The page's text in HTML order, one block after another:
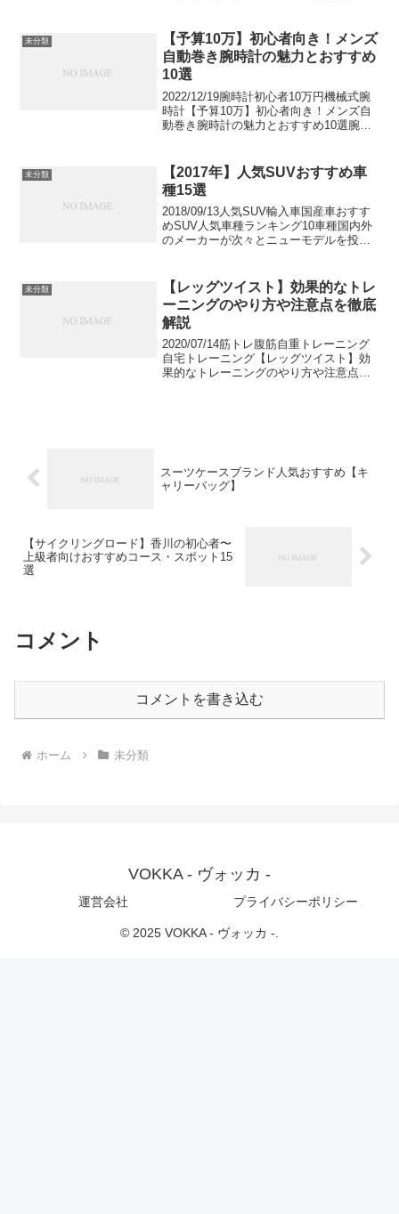
とは、基礎代謝の向上に大きく繋がり、
ダイエット効果...
未分類
【予算10万】初心者向き！メンズ
自動巻き腕時計の魅力とおすすめ
10選
2022/12/19腕時計初心者10万円機械式腕
時計【予算10万】初心者向き！メンズ自
動巻き腕時計の魅力とおすすめ10選腕時
ムです。だからこそ、きっと誰にでも多
少のこだ...
未分類
【2017年】人気SUVおすすめ車
種15選
2018/09/13人気SUV輸入車国産車おすす
めSUV人気車種ランキング10車種国内外
のメーカーが次々とニューモデルを投入
多彩なSUVがラインナップしています。
お...
未分類
【レッグツイスト】効果的なトレ
ーニングのやり方や注意点を徹底
解説
2020/07/14筋トレ腹筋自重トレーニング
自宅トレーニング【レッグツイスト】効
果的なトレーニングのやり方や注意点を
スーツケースブランド人気おすすめ【キ
ャリーバッグ】
【サイクリングロード】香川の初心者〜
上級者向けおすすめコース・スポット15
選
コメント
コメントを書き込む
ホーム 未分類
VOKKA - ヴォッカ -
運営会社 プライバシーポリシー
© 2025 VOKKA - ヴォッカ -.